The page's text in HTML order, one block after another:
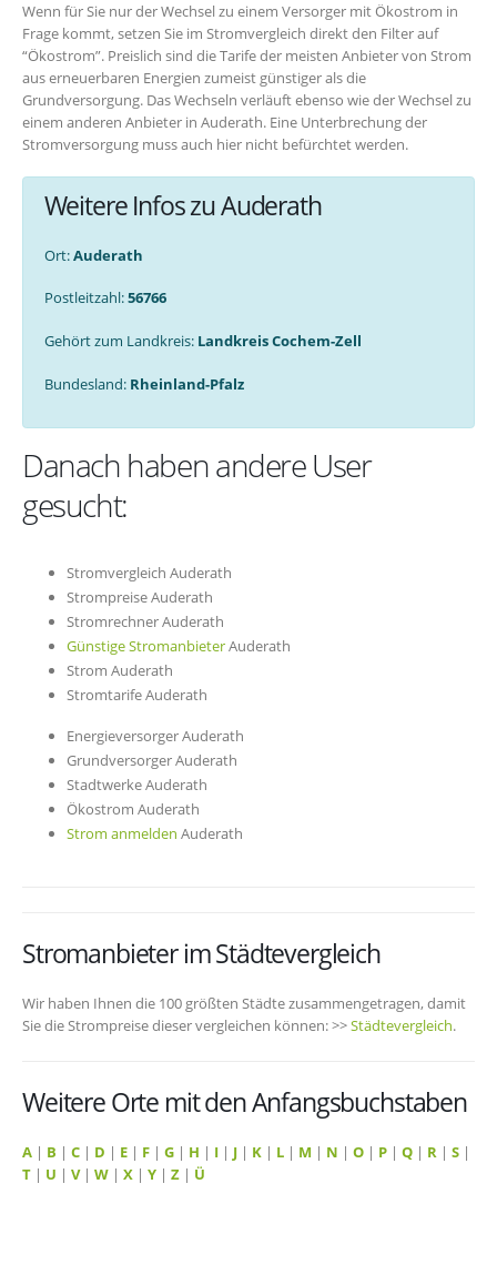
Wenn für Sie nur der Wechsel zu einem Versorger mit Ökostrom in
Frage kommt, setzen Sie im Stromvergleich direkt den Filter auf
“Ökostrom”. Preislich sind die Tarife der meisten Anbieter von Strom
aus erneuerbaren Energien zumeist günstiger als die
Grundversorgung. Das Wechseln verläuft ebenso wie der Wechsel zu
einem anderen Anbieter in Auderath. Eine Unterbrechung der
Stromversorgung muss auch hier nicht befürchtet werden.
Weitere Infos zu Auderath
Ort:Auderath
Postleitzahl:56766
Gehört zum Landkreis: Landkreis Cochem-Zell
Bundesland: Rheinland-Pfalz
Danach haben andere User
gesucht:
Stromvergleich Auderath
Strompreise Auderath
Stromrechner Auderath
Günstige StromanbieterAuderath
Strom Auderath
Stromtarife Auderath
Energieversorger Auderath
Grundversorger Auderath
Stadtwerke Auderath
Ökostrom Auderath
Strom anmelden Auderath
Stromanbieter im Städtevergleich
Wir haben Ihnen die 100 größten Städte zusammengetragen, damit
Sie die Strompreise dieser vergleichen können: >>Städtevergleich.
Weitere Orte mit den Anfangsbuchstaben
A | B | C | D | E | F | G | H | I | J | K | L | M | N | O | P | Q | R | S |
T | U | V| W | X | Y | Z | Ü